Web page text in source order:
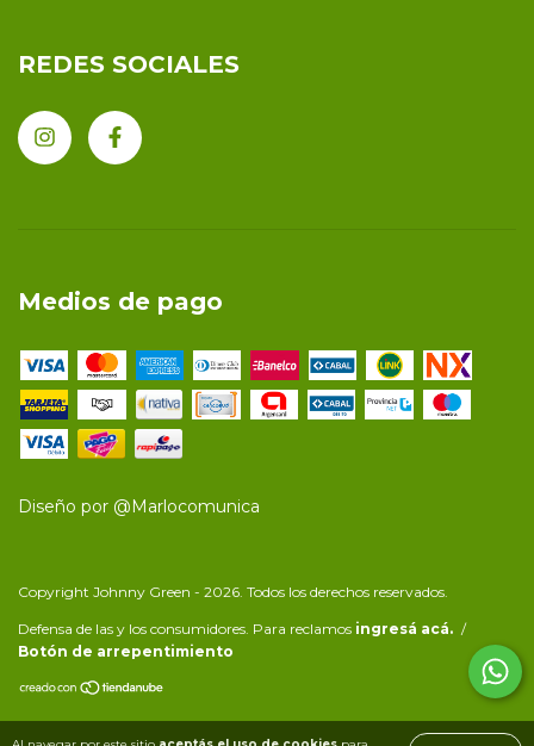
REDES SOCIALES
Medios de pago
Diseño por @Marlocomunica
Copyright Johnny Green - 2026. Todos los derechos reservados.
Defensa de las y los consumidores. Para reclamos ingresá acá. /
Botón de arrepentimiento